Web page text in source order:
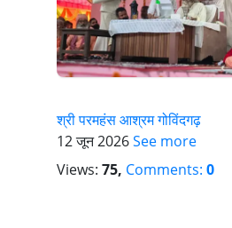
श्री परमहंस आश्रम गोविंदगढ़
12 जून 2026See more
Views: 75, Comments: 0